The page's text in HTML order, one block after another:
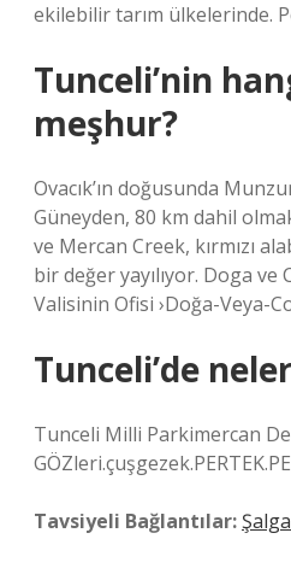
ekilebilir tarım ülkelerinde.
Tunceli’nin
meşhur?
Ovacık’ın doğusunda
Güneyden, 80 km dahil
ve Mercan Creek, kırmızı
bir değer yayılıyor. Doga ve
Valisinin Ofisi ›Doğa-Veya-
Tunceli’de
Tunceli Milli Parkimercan
Tavsiyeli Bağlantılar: